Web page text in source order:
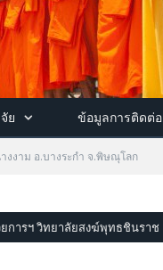
ย ข้อมูลการติดต่อ
งาม อ.บางระกำ จ.พิษณุโลก
การฯ วิทยาลัยสงฆ์พุทธชินราช